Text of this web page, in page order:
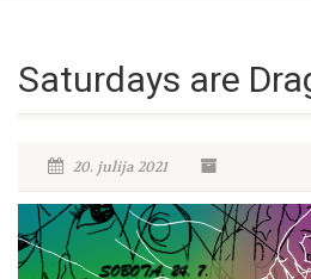
Saturdays are
20. julija 2021